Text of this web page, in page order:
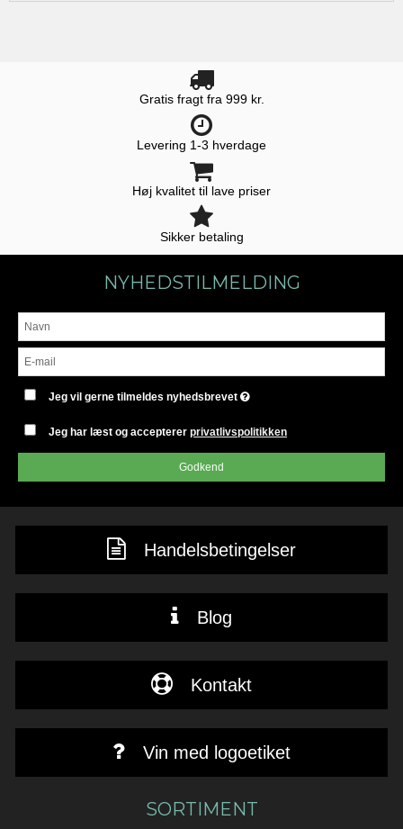
Gratis fragt fra 999 kr.
Levering 1-3 hverdage
Høj kvalitet til lave priser
Sikker betaling
NYHEDSTILMELDING
Jeg vil gerne tilmeldes nyhedsbrevet
Jeg har læst og acceptererprivatlivspolitikken
Godkend
Handelsbetingelser
Blog
Kontakt
Vin med logoetiket
SORTIMENT